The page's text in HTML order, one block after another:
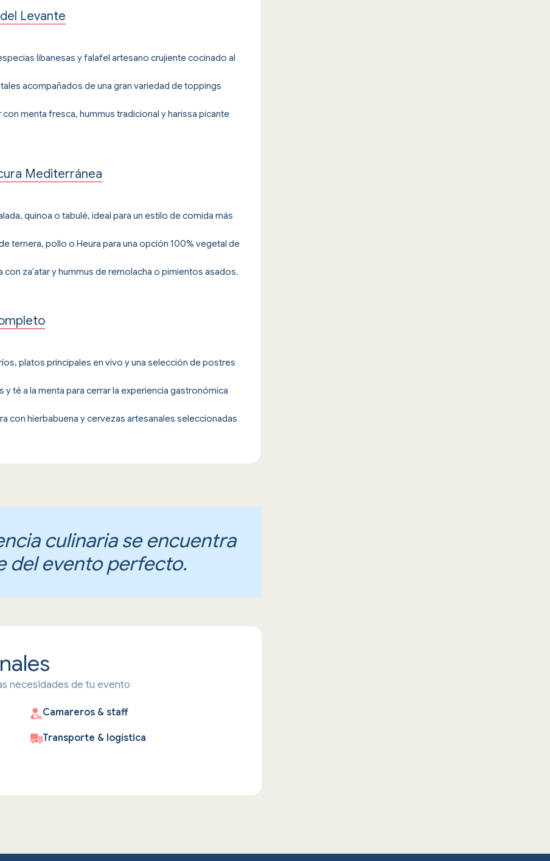
Levante
libanesas y falafel artesano crujiente cocinado al
acompañados de una gran variedad de toppings
con menta fresca, hummus tradicional y harissa picante
Mediterránea
quinoa o tabulé, ideal para un estilo de comida más
ternera, pollo o Heura para una opción 100% vegetal de
za'atar y hummus de remolacha o pimientos asados.
platos principales en vivo y una selección de postres
té a la menta para cerrar la experiencia gastronómica
con hierbabuena y cervezas artesanales seleccionadas
culinaria se encuentra
del evento perfecto.
necesidades de tu evento
Camareros & staff
Transporte & logística